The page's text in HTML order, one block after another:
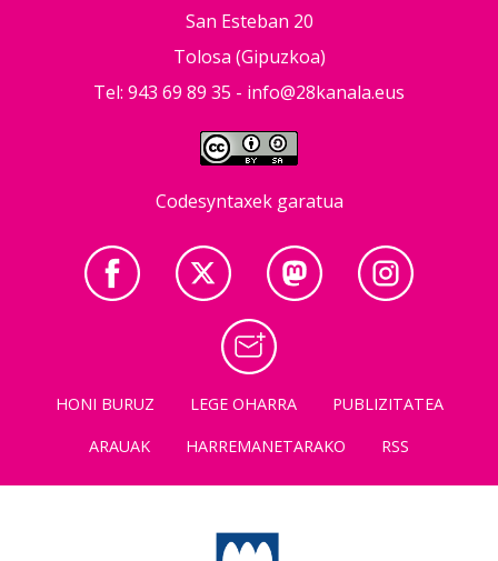
San Esteban 20
Tolosa (Gipuzkoa)
Tel: 943 69 89 35 - info@28kanala.eus
Codesyntaxek garatua
HONI BURUZ LEGE OHARRA
PUBLIZITATEA
ARAUAK
HARREMANETARAKO RSS